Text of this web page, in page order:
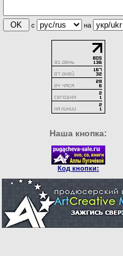
с на
Наша кнопка:
Код кнопки: